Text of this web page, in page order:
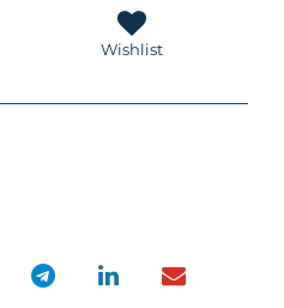
Wishlist